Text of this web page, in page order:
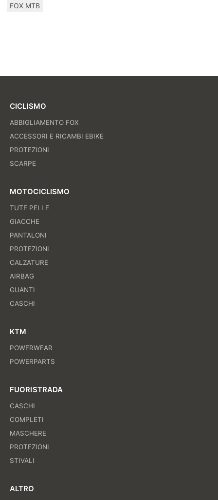
FOX MTB
CICLISMO
ABBIGLIAMENTO FOX
ACCESSORI E RICAMBI EBIKE
PROTEZIONI
SCARPE
MOTOCICLISMO
TUTE PELLE
GIACCHE
PANTALONI
PROTEZIONI
CALZATURE
AIRBAG
GUANTI
CASCHI
KTM
POWERWEAR
POWERPARTS
FUORISTRADA
CASCHI
COMPLETI
MASCHERE
PROTEZIONI
STIVALI
ALTRO